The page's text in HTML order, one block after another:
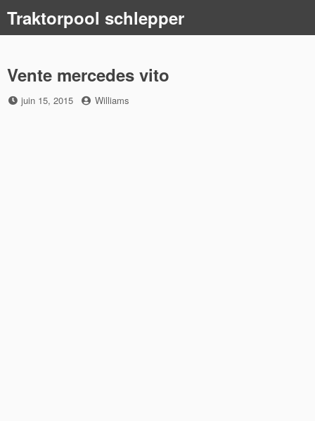
content
Traktorpool schlepper
Vente mercedes vito
Posted
juin 15, 2015 by
Williams